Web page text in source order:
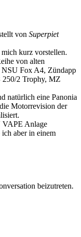
von Superpiet
kurz vorstellen.
von alten
Fox A4, Zündapp
250/2 Trophy, MZ
natürlich eine Panonia
Motorrevision der
VAPE Anlage
ich aber in einem
beizutreten.